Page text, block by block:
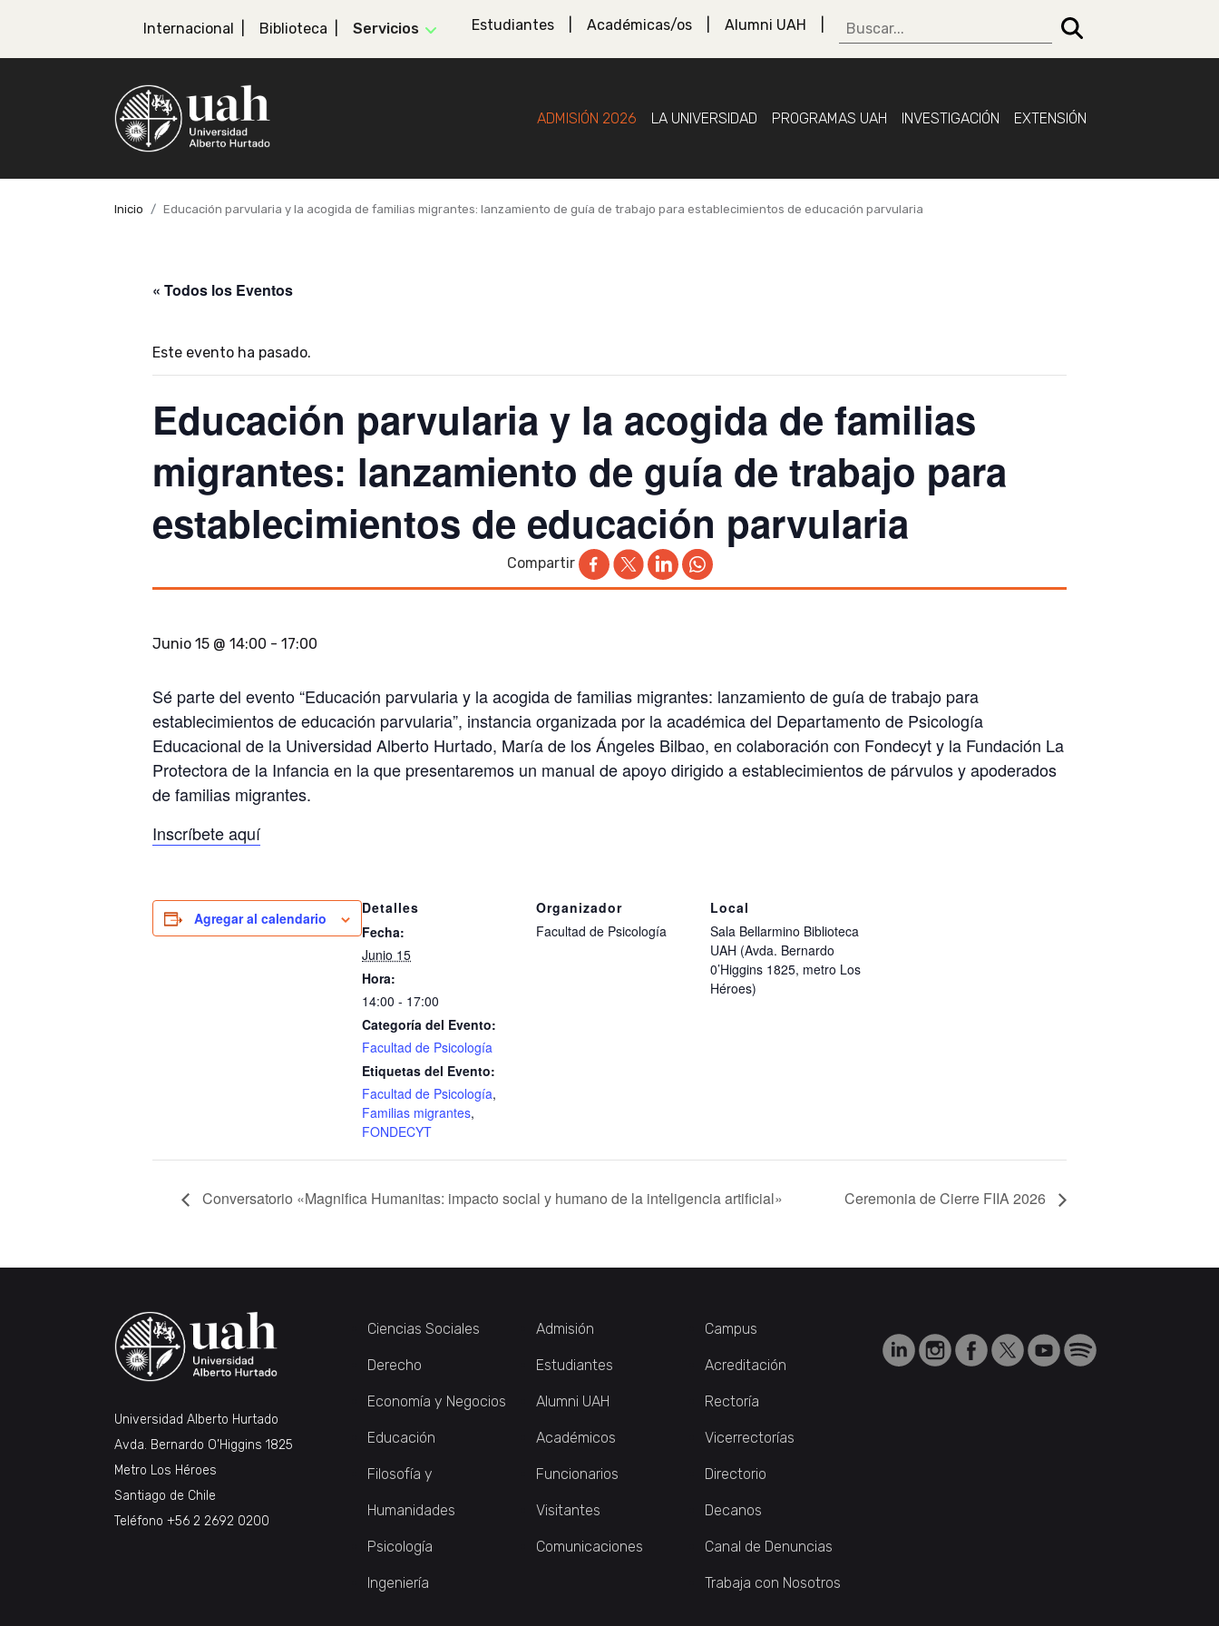
Internacional Biblioteca Servicios Estudiantes Académicas/os Alumni UAH
ADMISIÓN 2026 LA UNIVERSIDAD PROGRAMAS UAH INVESTIGACIÓN EXTENSIÓN
Inicio Educación parvularia y la acogida de familias migrantes: lanzamiento de guía de trabajo para establecimientos de educación parvularia
« Todos los Eventos
Este evento ha pasado.
Educación parvularia y la acogida de familias
migrantes: lanzamiento de guía de trabajo para
establecimientos de educación parvularia
Compartir
Junio 15 @ 14:00 - 17:00
Sé parte del evento“Educación parvularia y la acogida de familias migrantes: lanzamiento de guía de trabajo para
establecimientos de educación parvularia”, instancia organizada por la académica del Departamento de Psicología
Educacional de la Universidad Alberto Hurtado, María de los Ángeles Bilbao, en colaboración con Fondecyty la Fundación La
Protectora de la Infanciaen la que presentaremos un manual de apoyo dirigido a establecimientos de párvulos y apoderados
de familias migrantes.
Inscríbete aquí
Agregar al calendario
Detalles
Fecha:
Junio 15
Hora:
14:00 - 17:00
Categoría del Evento:
Facultad de Psicología
Etiquetas del Evento:
Facultad de Psicología,
Familias migrantes,
FONDECYT
Organizador
Facultad de Psicología
Local
Sala Bellarmino Biblioteca
UAH (Avda. Bernardo
0’Higgins 1825, metro Los
Héroes)
Conversatorio «Magnifica Humanitas: impacto social y humano de la inteligencia artificial» Ceremonia de Cierre FIIA 2026
Universidad Alberto Hurtado
Avda. Bernardo O’Higgins 1825
Metro Los Héroes
Santiago de Chile
Teléfono +56 2 2692 0200
Ciencias Sociales
Derecho
Economía y Negocios
Educación
Filosofía y
Humanidades
Psicología
Ingeniería
Admisión
Estudiantes
Alumni UAH
Académicos
Funcionarios
Visitantes
Comunicaciones
Campus
Acreditación
Rectoría
Vicerrectorías
Directorio
Decanos
Canal de Denuncias
Trabaja con Nosotros